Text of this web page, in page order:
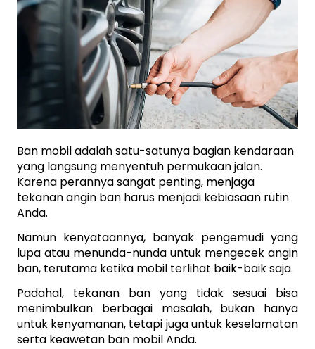
Ban mobil adalah satu-satunya bagian kendaraan
yang langsung menyentuh permukaan jalan.
Karena perannya sangat penting, menjaga
tekanan angin ban harus menjadi kebiasaan rutin
Anda.
Namun kenyataannya, banyak pengemudi yang
lupa atau menunda-nunda untuk mengecek angin
ban, terutama ketika mobil terlihat baik-baik saja.
Padahal, tekanan ban yang tidak sesuai bisa
menimbulkan berbagai masalah, bukan hanya
untuk kenyamanan, tetapi juga untuk keselamatan
serta keawetan ban mobil Anda.